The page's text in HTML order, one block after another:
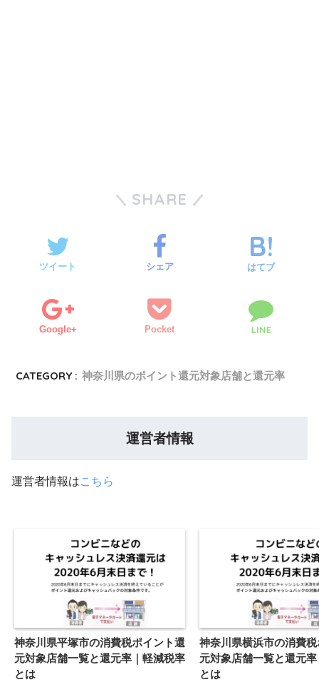
SHARE
ツイート シェア はてブ
Google+ Pocket LINE
CATEGORY : 神奈川県のポイント還元対象店舗と還元率
運営者情報
運営者情報はこちら
神奈川県平塚市の消費税ポイント還
元対象店舗一覧と還元率｜軽減税率
とは
神奈川県横浜市の消費
元対象店舗一覧と還元
とは